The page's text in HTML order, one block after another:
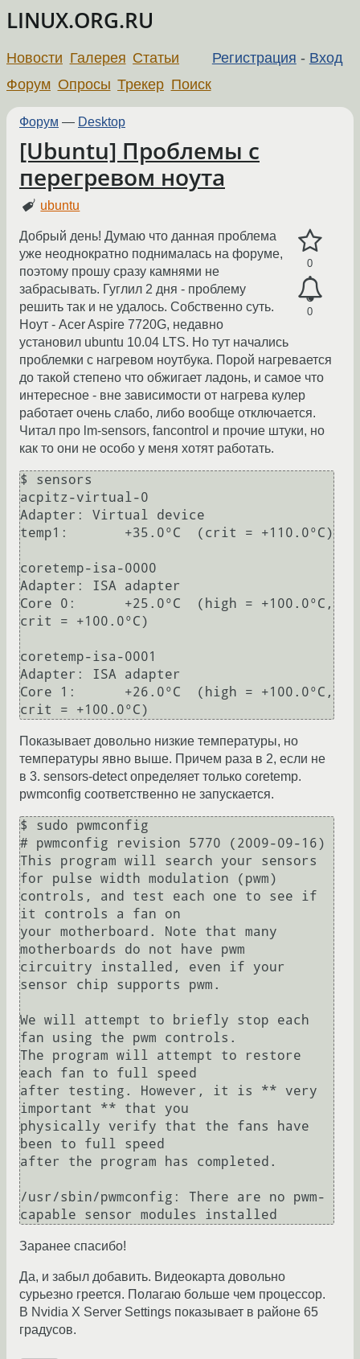
LINUX.ORG.RU
Регистрация - Вход
Новости Галерея Статьи
Форум Опросы Трекер Поиск
Форум — Desktop
[Ubuntu] Проблемы с
перегревом ноута
ubuntu
0
0
Добрый день! Думаю что данная проблема
уже неоднократно поднималась на форуме,
поэтому прошу сразу камнями не
забрасывать. Гуглил 2 дня - проблему
решить так и не удалось. Собственно суть.
Ноут - Acer Aspire 7720G, недавно
установил ubuntu 10.04 LTS. Но тут начались
проблемки с нагревом ноутбука. Порой нагревается
до такой степено что обжигает ладонь, и самое что
интересное - вне зависимости от нагрева кулер
работает очень слабо, либо вообще отключается.
Читал про lm-sensors, fancontrol и прочие штуки, но
как то они не особо у меня хотят работать.
$ sensors
acpitz-virtual-0
Adapter: Virtual device
temp1:       +35.0°C  (crit = +110.0°C)
coretemp-isa-0000
Adapter: ISA adapter
Core 0:      +25.0°C  (high = +100.0°C,
crit = +100.0°C)
coretemp-isa-0001
Adapter: ISA adapter
Core 1:      +26.0°C  (high = +100.0°C,
Показывает довольно низкие температуры, но
температуры явно выше. Причем раза в 2, если не
в 3. sensors-detect определяет только coretemp.
pwmconfig соответственно не запускается.
$ sudo pwmconfig
# pwmconfig revision 5770 (2009-09-16)
This program will search your sensors
for pulse width modulation (pwm)
controls, and test each one to see if
it controls a fan on
your motherboard. Note that many
motherboards do not have pwm
circuitry installed, even if your
sensor chip supports pwm.
We will attempt to briefly stop each
fan using the pwm controls.
The program will attempt to restore
each fan to full speed
after testing. However, it is ** very
important ** that you
physically verify that the fans have
been to full speed
after the program has completed.
/usr/sbin/pwmconfig: There are no pwm-
capable sensor modules installed
Заранее спасибо!
Да, и забыл добавить. Видеокарта довольно
сурьезно греется. Полагаю больше чем процессор.
В Nvidia X Server Settings показывает в районе 65
градусов.